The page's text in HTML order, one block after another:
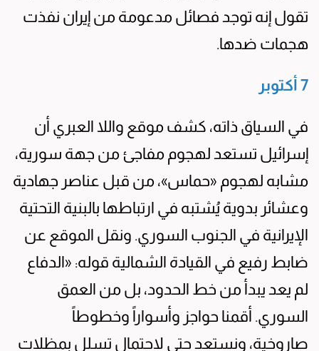
تقول إنه توجد فصائل مدعومة من إيران نفذت
هجمات ضدها.
7 أكتوبر
في السياق ذاته، كشف موقع واللا العبري أن
إسرائيل تستعد لهجوم مفاجئ من جهة سورية،
مشابه لهجوم «حماس»، من قبل عناصر جهادية
وعشائر بدوية يُشتبه في ارتباطها بالبنية التحتية
الإيرانية في الجنوب السوري. ونقل الموقع عن
ضابط رفيع في القيادة الشمالية قوله: «الدفاع
لم يعد يبدأ من خط الحدود، بل من العمق
السوري. أقمنا حواجز وأسواراً وخطوطاً
صاروخية، ونستعد حتى لاحتمال تسلل بمظلات